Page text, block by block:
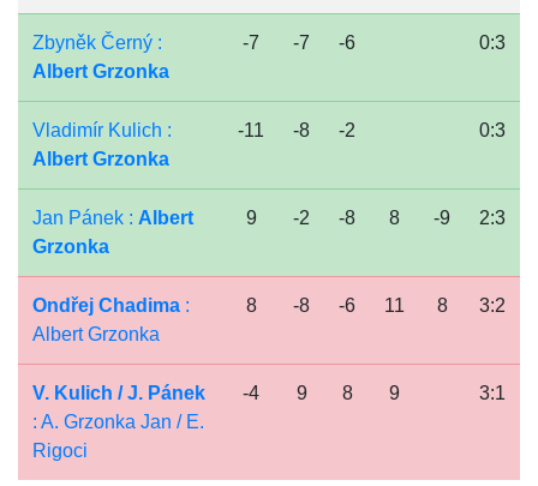
Zbyněk Černý :
Albert Grzonka
-7 -7 -6 0:3
Vladimír Kulich :
Albert Grzonka
-11 -8 -2 0:3
Jan Pánek : Albert
Grzonka
9 -2 -8 8 -9 2:3
Ondřej Chadima :
Albert Grzonka
8 -8 -6 11 8 3:2
V. Kulich / J. Pánek
: A. Grzonka Jan / E.
Rigoci
-4 9 8 9 3:1